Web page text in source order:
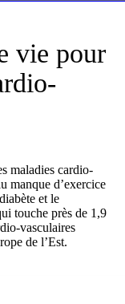
vie pour
maladies cardio-
manque d’exercice
et le
touche près de 1,9
vasculaires
de l’Est.